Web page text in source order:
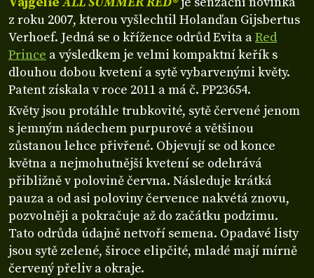
z roku 2007, kterou vyšlechtil Holanďan Gijsbertus
Verhoef. Jedná se o křížence odrůd Evita aRed
Prince a výsledkem je velmi kompaktní keřík s
dlouhou dobou kvetení a sytě vybarvenými květy.
Patent získala v roce 2011 a má č. PP23654.
Květy jsou protáhle trubkovité, sytě červené jenom
s jemným nádechem purpurové a většinou
zůstanou lehce přivřené. Objevují se od konce
května a nejmohutnější kvetení se odehrává
přibližně v polovině června. Následuje krátká
pauza a od asi poloviny července nakvétá znovu,
pozvolněji a pokračuje až do začátku podzimu.
Tato odrůda údajně netvoří semena. Opadavé listy
jsou sytě zelené, široce elipčité, mladé mají mírně
červený přeliv a okraje.